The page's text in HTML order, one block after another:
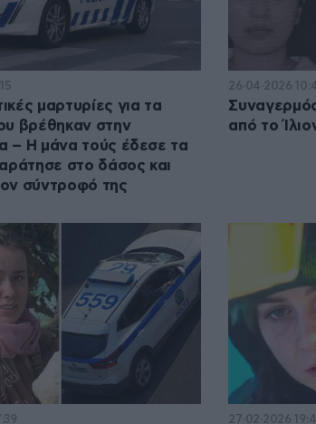
μαρτυρίες για τα
βρέθηκαν στην
– Η μάνα τούς έδεσε τα
στο δάσος και
σύντροφό της
26·04·2026
από το
27·02·2026